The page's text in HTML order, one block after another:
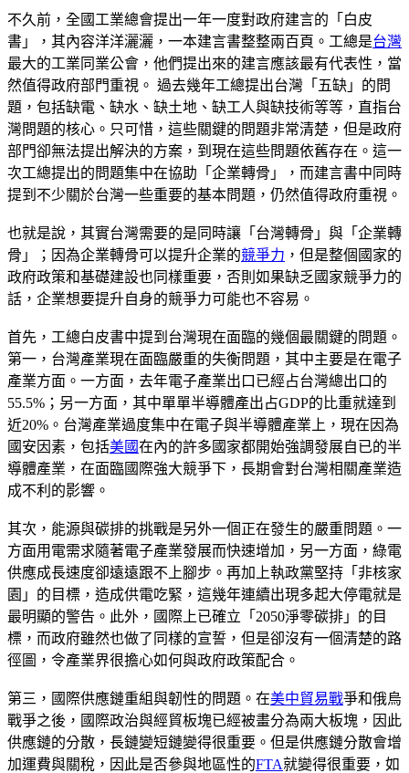
不久前，全國工業總會提出一年一度對政府建言的「白皮
書」，其內容洋洋灑灑，一本建言書整整兩百頁。工總是台灣
最大的工業同業公會，他們提出來的建言應該最有代表性，當
然值得政府部門重視。 過去幾年工總提出台灣「五缺」的問
題，包括缺電、缺水、缺土地、缺工人與缺技術等等，直指台
灣問題的核心。只可惜，這些關鍵的問題非常清楚，但是政府
部門卻無法提出解決的方案，到現在這些問題依舊存在。這一
次工總提出的問題集中在協助「企業轉骨」，而建言書中同時
提到不少關於台灣一些重要的基本問題，仍然值得政府重視。
也就是說，其實台灣需要的是同時讓「台灣轉骨」與「企業轉
骨」；因為企業轉骨可以提升企業的競爭力 ，但是整個國家的
政府政策和基礎建設也同樣重要，否則如果缺乏國家競爭力的
話，企業想要提升自身的競爭力可能也不容易。
首先，工總白皮書中提到台灣現在面臨的幾個最關鍵的問題。
第一，台灣產業現在面臨嚴重的失衡問題，其中主要是在電子
產業方面。一方面，去年電子產業出口已經占台灣總出口的
55.5%；另一方面，其中單單半導體產出占GDP的比重就達到
近20%。台灣產業過度集中在電子與半導體產業上，現在因為
國安因素，包括美國在內的許多國家都開始強調發展自已的半
導體產業，在面臨國際強大競爭下，長期會對台灣相關產業造
成不利的影響。
其次，能源與碳排的挑戰是另外一個正在發生的嚴重問題。一
方面用電需求隨著電子產業發展而快速增加，另一方面，綠電
供應成長速度卻遠遠跟不上腳步。再加上執政黨堅持「非核家
園」的目標，造成供電吃緊，這幾年連續出現多起大停電就是
最明顯的警告。此外，國際上已確立「2050淨零碳排」的目
標，而政府雖然也做了同樣的宣誓，但是卻沒有一個清楚的路
徑圖，令產業界很擔心如何與政府政策配合。
第三，國際供應鏈重組與韌性的問題。在美中貿易戰爭和俄烏
戰爭之後，國際政治與經貿板塊已經被畫分為兩大板塊，因此
供應鏈的分散，長鏈變短鏈變得很重要。但是供應鏈分散會增
加運費與關稅，因此是否參與地區性的FTA就變得很重要，如